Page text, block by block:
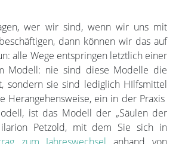
wer wir sind, wenn wir uns mit
dann können wir das auf
alle Wege entspringen letztlich einer
Modell: nie sind diese Modelle die
sondern sie sind lediglich HIlfsmittel
Herangehensweise, ein in der Praxis
ist das Modell der „Säulen der
Petzold, mit dem Sie sich in